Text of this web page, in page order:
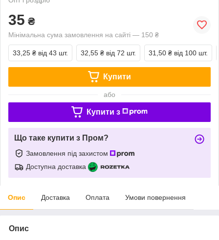
35 ₴
Мінімальна сума замовлення на сайті — 150 ₴
33,25 ₴ від 43 шт. 32,55 ₴ від 72 шт. 31,50 ₴ від 100 шт.
Купити
або
Купити з
Що таке купити з Пром?
Замовлення під захистом
Доступна доставка
Опис Доставка Оплата Умови повернення
Опис